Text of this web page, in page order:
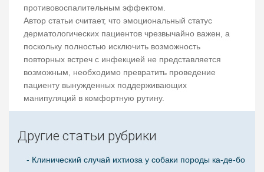
противовоспалительным эффектом.
Автор статьи считает, что эмоциональный статус
дерматологических пациентов чрезвычайно важен, а
поскольку полностью исключить возможность
повторных встреч с инфекцией не представляется
возможным, необходимо превратить проведение
пациенту вынужденных поддерживающих
манипуляций в комфортную рутину.
Другие статьи рубрики
- Клинический случай ихтиоза у собаки породы ка-де-бо